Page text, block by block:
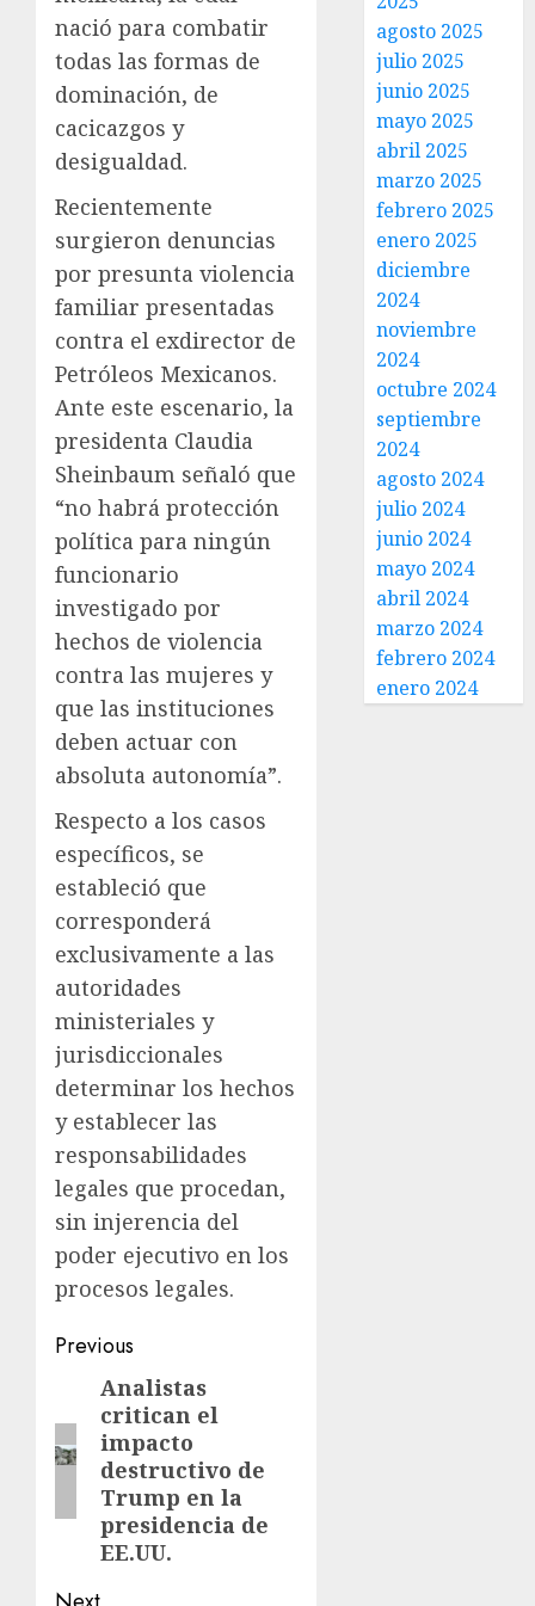
nació para combatir
todas las formas de
dominación, de
cacicazgos y
desigualdad.
Recientemente
surgieron denuncias
por presunta violencia
familiar presentadas
contra el exdirector de
Petróleos Mexicanos.
Ante este escenario, la
presidenta Claudia
Sheinbaum señaló que
“no habrá protección
política para ningún
funcionario
investigado por
hechos de violencia
contra las mujeres y
que las instituciones
deben actuar con
absoluta autonomía”.
Respecto a los casos
específicos, se
estableció que
corresponderá
exclusivamente a las
autoridades
ministeriales y
jurisdiccionales
determinar los hechos
y establecer las
responsabilidades
legales que procedan,
sin injerencia del
poder ejecutivo en los
procesos legales.
Previous
Analistas
critican el
impacto
destructivo de
Trump en la
presidencia de
EE.UU.
agosto 2025
julio 2025
junio 2025
mayo 2025
abril 2025
marzo 2025
febrero 2025
enero 2025
diciembre
2024
noviembre
2024
octubre 2024
septiembre
2024
agosto 2024
julio 2024
junio 2024
mayo 2024
abril 2024
marzo 2024
febrero 2024
enero 2024